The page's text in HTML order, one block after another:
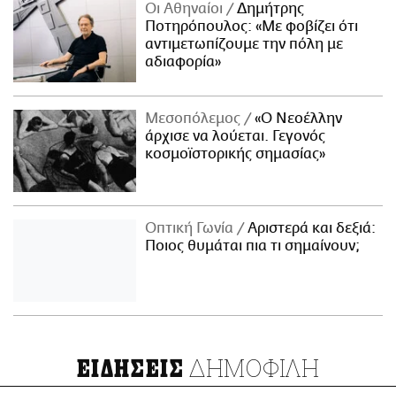
Οι Αθηναίοι
Δημήτρης
Ποτηρόπουλος: «Με φοβίζει ότι
αντιμετωπίζουμε την πόλη με
αδιαφορία»
Μεσοπόλεμος
«Ο Νεοέλλην
άρχισε να λούεται. Γεγονός
κοσμοϊστορικής σημασίας»
Οπτική Γωνία
Αριστερά και δεξιά:
Ποιος θυμάται πια τι σημαίνουν;
ΕΙΔΗΣΕΙΣ ΔΗΜΟΦΙΛΗ